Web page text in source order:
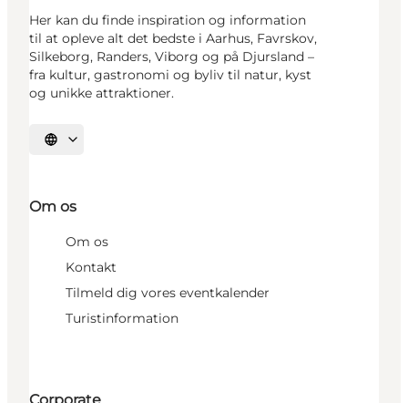
Her kan du finde inspiration og information
til at opleve alt det bedste i Aarhus, Favrskov,
Silkeborg, Randers, Viborg og på Djursland –
fra kultur, gastronomi og byliv til natur, kyst
og unikke attraktioner.
Vælg sprog
Om os
Om os
Kontakt
Tilmeld dig vores eventkalender
Turistinformation
Corporate